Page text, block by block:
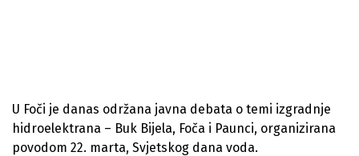
U Foči je danas održana javna debata o temi izgradnje
hidroelektrana – Buk Bijela, Foča i Paunci, organizirana
povodom 22. marta, Svjetskog dana voda.